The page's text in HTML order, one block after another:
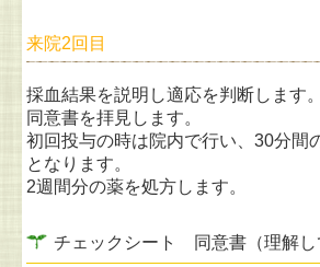
来院2回目
採血結果を説明し適応を判断します。
同意書を拝見します。
初回投与の時は院内で行い、30分間
となります。
2週間分の薬を処方します。
チェックシート 同意書（理解し